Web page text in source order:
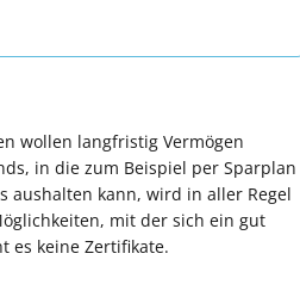
wollen langfristig Vermögen
in die zum Beispiel per Sparplan
aushalten kann, wird in aller Regel
mit der sich ein gut
es keine Zertifikate.